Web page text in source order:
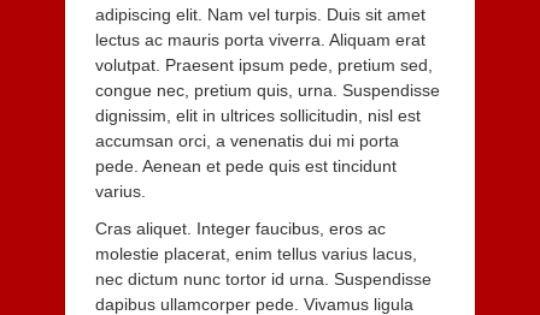
adipiscing elit. Nam vel turpis. Duis sit amet
lectus ac mauris porta viverra. Aliquam erat
volutpat. Praesent ipsum pede, pretium sed,
congue nec, pretium quis, urna. Suspendisse
dignissim, elit in ultrices sollicitudin, nisl est
accumsan orci, a venenatis dui mi porta
pede. Aenean et pede quis est tincidunt
varius.
Cras aliquet. Integer faucibus, eros ac
molestie placerat, enim tellus varius lacus,
nec dictum nunc tortor id urna. Suspendisse
dapibus ullamcorper pede. Vivamus ligula